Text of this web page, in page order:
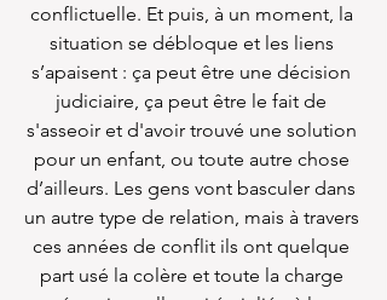
conflictuelle. Et puis, à un moment, la
situation se débloque et les liens
s’apaisent : ça peut être une décision
judiciaire, ça peut être le fait de
s'asseoir et d'avoir trouvé une solution
pour un enfant, ou toute autre chose
d’ailleurs. Les gens vont basculer dans
un autre type de relation, mais à travers
ces années de conflit ils ont quelque
part usé la colère et toute la charge